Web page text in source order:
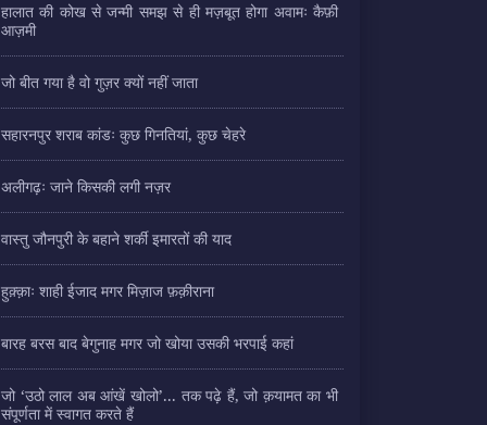
हालात की कोख से जन्मी समझ से ही मज़बूत होगा अवामः कैफ़ी
आज़मी
जो बीत गया है वो गुज़र क्यों नहीं जाता
सहारनपुर शराब कांडः कुछ गिनतियां, कुछ चेहरे
अलीगढ़ः जाने किसकी लगी नज़र
वास्तु जौनपुरी के बहाने शर्की इमारतों की याद
हुक़्क़ाः शाही ईजाद मगर मिज़ाज फ़क़ीराना
बारह बरस बाद बेगुनाह मगर जो खोया उसकी भरपाई कहां
जो ‘उठो लाल अब आंखें खोलो’... तक पढ़े हैं, जो क़यामत का भी
संपूर्णता में स्वागत करते हैं